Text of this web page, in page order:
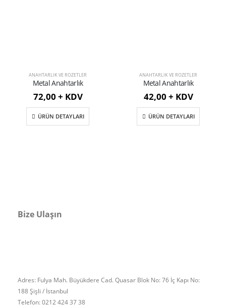
VE ROZETLER
Metal Anahtarlık
72,00 + KDV
ÜRÜN DETAYLARI
ANAHTARLIK VE ROZETLER
Metal Anahtarlık
42,00 + KDV
ÜRÜN DETAYLARI
Bize Ulaşın
Adres: Fulya Mah. Büyükdere Cad. Quasar Blok No: 76 İç Kapı No:
188 Şişli / İstanbul
Telefon: 0212 424 37 38